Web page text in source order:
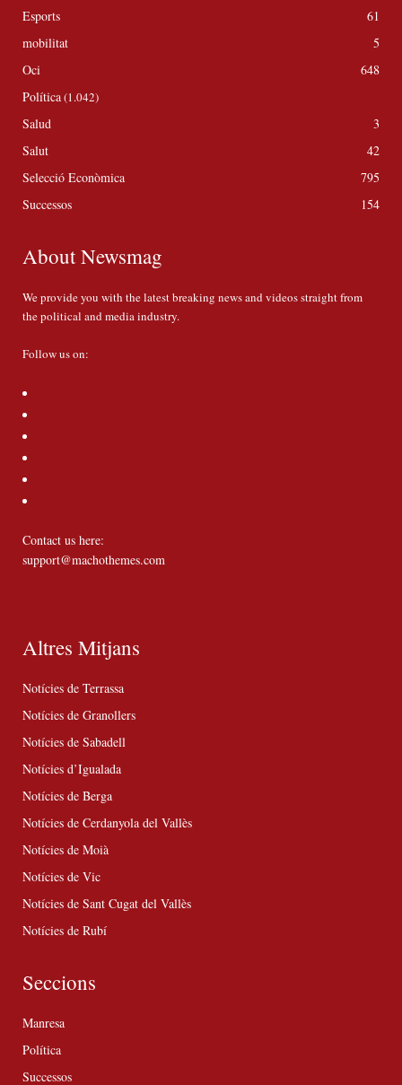
Esports
61
mobilitat
5
Oci
648
Política(1.042)
Salud
3
Salut
42
Selecció Econòmica
795
Successos
154
About Newsmag
We provide you with the latest breaking news and videos straight from
the political and media industry.
Follow us on:
Contact us here:
support@machothemes.com
Altres Mitjans
Notícies de Terrassa
Notícies de Granollers
Notícies de Sabadell
Notícies d’Igualada
Notícies de Berga
Notícies de Cerdanyola del Vallès
Notícies de Moià
Notícies de Vic
Notícies de Sant Cugat del Vallès
Notícies de Rubí
Seccions
Manresa
Política
Successos